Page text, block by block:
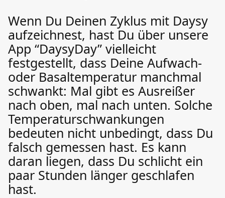
Wenn Du Deinen Zyklus mit Daysy
aufzeichnest, hast Du über unsere
App “DaysyDay” vielleicht
festgestellt, dass Deine Aufwach-
oder Basaltemperatur manchmal
schwankt: Mal gibt es Ausreißer
nach oben, mal nach unten. Solche
Temperaturschwankungen
bedeuten nicht unbedingt, dass Du
falsch gemessen hast. Es kann
daran liegen, dass Du schlicht ein
paar Stunden länger geschlafen
hast.